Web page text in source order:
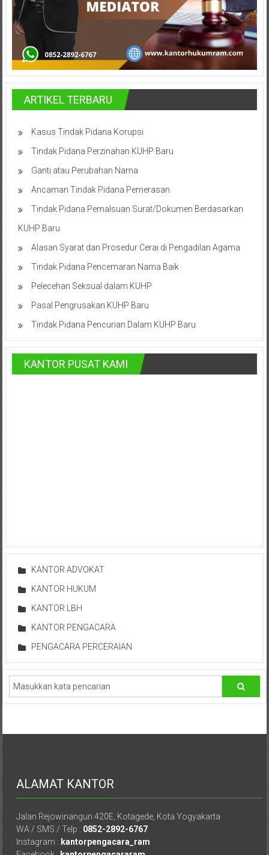
Tanggerang,
Purworejo,
Purwokerto,
Kebumen,
Tasikmalaya,
Purwodadi,
Wonogiri,
Pacitan,
Bandar
Lampung,
Badung,
Mataram,
Lombok,
Temanggung,
Karanganyar,
Malang,
Kediri,
Ponorogo,
Cilacap,
Banjarnegara,
Temanggung,
Wonosobo,
Papua,
Bekasi,
Pengacara
Pengacara
Perusahaan,
Kantor
/
LBH,
Law
ARTIKEL TERBARU
Kasus Tindak Pidana Korupsi
Tindak Pidana Perzinahan KUHP Baru
Ganti atau Perubahan Nama
Ancaman Tindak Pidana Pemerasan
Tindak Pidana Pemalsuan Surat/Dokumen Berdasarkan
KUHP Baru
Alasan Syarat dan Prosedur Cerai di Pengadilan Agama
Tindak Pidana Pencemaran Nama Baik
Pelecehan Seksual dalam KUHP
Pasal Pengrusakan KUHP Baru
Tindak Pidana Pencurian Dalam KUHP Baru
KANTOR PUSAT KAMI
KANTOR ADVOKAT
KANTOR HUKUM
KANTOR LBH
KANTOR PENGACARA
PENGACARA PERCERAIAN
ALAMAT KANTOR
Jalan Rejowinangun 420E, Kotagede, Kota Yogyakarta
WA / SMS / Telp : 0852-2892-6767
Instagram : kantorpengacara_ram